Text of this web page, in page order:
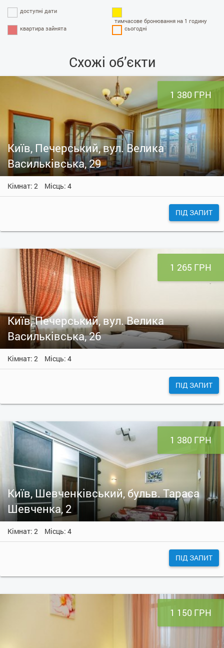
доступні дати
тимчасове бронювання на 1 годину
квартира зайнята
сьогодні
Схожі об’єкти
1 380 ГРН
Київ, Печерський, вул. Велика
Васильківська, 29
Кімнат: 2 Місць: 4
ПІД ЗАПИТ
1 265 ГРН
Київ, Печерський, вул. Велика
Васильківська, 26
Кімнат: 2 Місць: 4
ПІД ЗАПИТ
1 380 ГРН
Київ, Шевченківський, бульв. Тараса
Шевченка, 2
Кімнат: 2 Місць: 4
ПІД ЗАПИТ
1 150 ГРН